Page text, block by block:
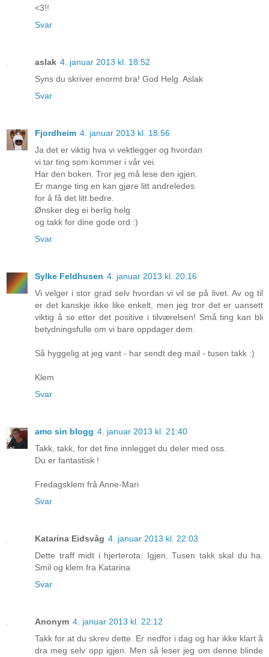
<3!!
Svar
aslak 4. januar 2013 kl. 18:52
Syns du skriver enormt bra! God Helg. Aslak
Svar
Fjordheim 4. januar 2013 kl. 18:56
Ja det er viktig hva vi vektlegger og hvordan
vi tar ting som kommer i vår vei.
Har den boken. Tror jeg må lese den igjen.
Er mange ting en kan gjøre litt andreledes
for å få det litt bedre.
Ønsker deg ei herlig helg
og takk for dine gode ord :)
Svar
Sylke Feldhusen 4. januar 2013 kl. 20:16
Vi velger i stor grad selv hvordan vi vil se på livet. Av og til
er det kanskje ikke like enkelt, men jeg tror det er uansett
viktig å se etter det positive i tilværelsen! Små ting kan bli
betydningsfulle om vi bare oppdager dem.
Så hyggelig at jeg vant - har sendt deg mail - tusen takk :)
Klem
Svar
amo sin blogg 4. januar 2013 kl. 21:40
Takk, takk, for det fine innlegget du deler med oss.
Du er fantastisk !
Fredagsklem frå Anne-Mari
Svar
Katarina Eidsvåg 4. januar 2013 kl. 22:03
Dette traff midt i hjerterota. Igjen. Tusen takk skal du ha.
Smil og klem fra Katarina
Svar
Anonym 4. januar 2013 kl. 22:12
Takk for at du skrev dette. Er nedfor i dag og har ikke klart å
dra meg selv opp igjen. Men så leser jeg om denne blinde